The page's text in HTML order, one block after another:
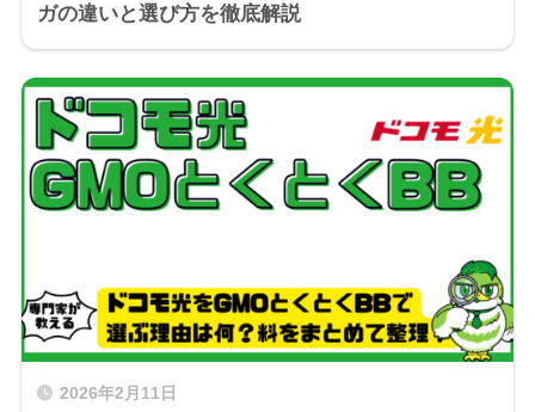
ガの違いと選び方を徹底解説
2026年2月11日